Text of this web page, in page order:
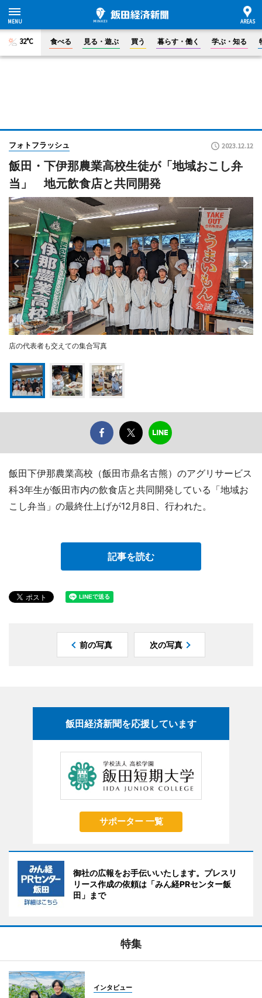
32°C 食べる 見る・遊ぶ 買う 暮らす・働く 学ぶ・知る
フォトフラッシュ 2023.12.12
飯田・下伊那農業高校生徒が「地域おこし弁
当」 地元飲食店と共同開発
店の代表者も交えての集合写真
飯田下伊那農業高校（飯田市鼎名古熊）のアグリサービス
科3年生が飯田市内の飲食店と共同開発している「地域お
こし弁当」の最終仕上げが12月8日、行われた。
記事を読む
前の写真 次の写真
飯田経済新聞を応援しています
サポーター 一覧
御社の広報をお手伝いいたします。プレスリ
リース作成の依頼は「みん経PRセンター飯
田」まで
特集
インタビュー